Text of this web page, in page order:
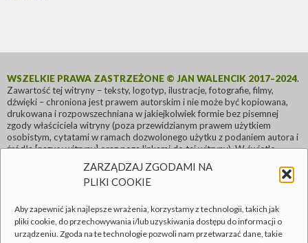
ZARZĄDZAJ ZGODAMI NA
PLIKI COOKIE
Aby zapewnić jak najlepsze wrażenia, korzystamy z technologii, takich jak
pliki cookie, do przechowywania i/lub uzyskiwania dostępu do informacji o
urządzeniu. Zgoda na te technologie pozwoli nam przetwarzać dane, takie
WSZELKIE PRAWA ZASTRZEŻONE © JAN WALENCIK 2017–2024.
Zawartość tej witryny – teksty, logotyp, ilustracje, fotografie, filmy,
dźwięki – chroniona jest prawem autorskim i nie może być kopiowana,
drukowana i rozpowszechniana w jakiejkolwiek formie bez pisemnej
zgody właściciela witryny (poza przewidzianym prawem użytkiem
osobistym, cytatami w ramach dozwolonego użytku z podaniem autora i
źródła [nazwy witryny] oraz poza linkami do tej witryny). W świetle
prawa międzynarodowego, użycie zawartości tej witryny bez naszej
pisemnej zgody lub bez umowy handlowej jest nielegalne i spowoduje
podjęcie kroków prawnych. Nie akceptujemy łamania prawa autorskiego
wątpliwości proszę kontaktować się przez zakładkęSTART.
Obce znaki firmowe lub towarowe występujące w treści tej witryny są
znakami zastrzeżonymi przez ich właścicieli. Wykorzystane w tej witrynie